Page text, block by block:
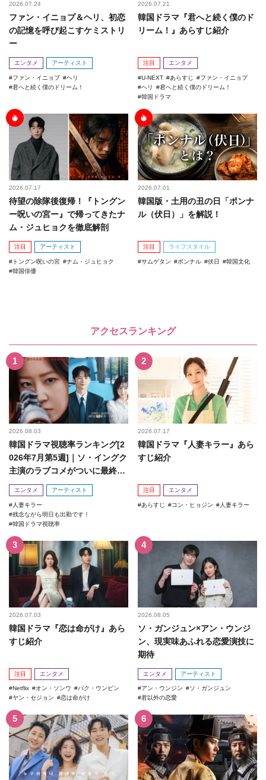
2026.07.24
ファン・イニョプ＆ヘリ、初恋
の記憶を呼び起こすケミストリ
ー
エンタメ アーティスト
ファン・イニョプ
ヘリ
君へと続く僕のドリーム！
2026.07.21
韓国ドラマ『君へと続く僕のド
リーム！』あらすじ紹介
注目 エンタメ
U-NEXT あらすじ
ファン・イニョプ
ヘリ
君へと続く僕のドリーム！
韓国ドラマ
2026.07.17
待望の除隊後復帰！『トングン
ー呪いの宮ー』で帰ってきたナ
ム・ジュヒョクを徹底解剖
注目 アーティスト
トングン呪いの宮
ナム・ジュヒョク
韓国俳優
2026.07.01
韓国版・土用の丑の日「ポンナ
ル（伏日）」を解説！
注目 ライフスタイル
サムゲタン ポンナル 伏日 韓国文化
アクセスランキング
2026.08.03
韓国ドラマ視聴率ランキング[2
026年7月第5週]｜ソ・イングク
主演のラブコメがついに最終
回！
エンタメ アーティスト
人妻キラー
残念ながら明日も出勤です！
韓国ドラマ視聴率
2026.07.17
韓国ドラマ『人妻キラー』あら
すじ紹介
注目 エンタメ
あらすじ コン・ヒョジン 人妻キラー
2026.07.03
韓国ドラマ『恋は命がけ』あら
すじ紹介
注目 エンタメ
Netflix オン・ソンウ
パク・ウンビン
ヤン・セジョン
恋は命がけ
2026.08.05
ソ・ガンジュン×アン・ウンジ
ン、現実味あふれる恋愛演技に
期待
エンタメ アーティスト
アン・ウンジン
ソ・ガンジュン
君以外の恋愛